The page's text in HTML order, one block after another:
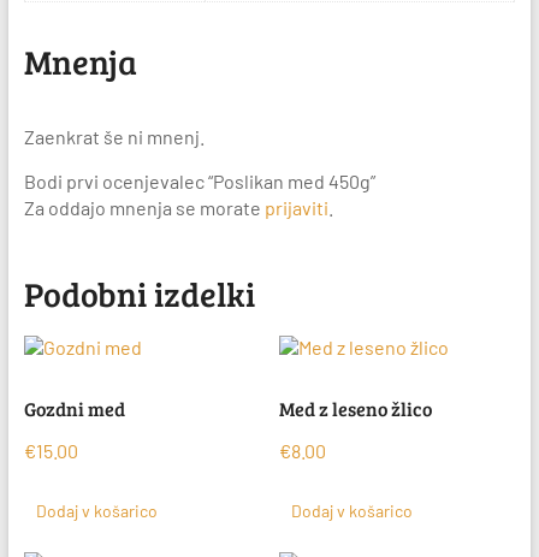
Mnenja
Zaenkrat še ni mnenj.
Bodi prvi ocenjevalec “Poslikan med 450g”
Za oddajo mnenja se morate prijaviti
Podobni izdelki
Gozdni med
€15.00
Dodaj v košarico
Med z leseno žlico
€8.00
Dodaj v košarico